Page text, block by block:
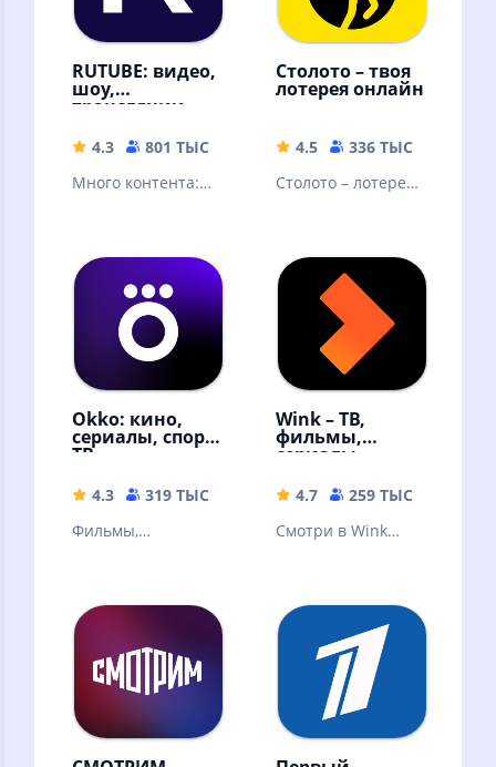
RUTUBE: видео,
шоу,
трансляции
4.3 801 ТЫС
42.88 MB
Много контента:
прямые эфиры,
сериалы и шоу
Столото – твоя
лотерея онлайн
4.5 336 ТЫС
Столото – лотерея,
лото и другие
лотереи
Okko: кино,
сериалы, спорт,
ТВ
4.3 319 ТЫС
49.9 MB
Фильмы,
мультфильмы и ТВ-
каналы онлайн в
высоком качестве!
Wink – ТВ,
фильмы,
сериалы
4.7 259 ТЫС
Смотри в Wink
мультфильмы и ТВ
каналы